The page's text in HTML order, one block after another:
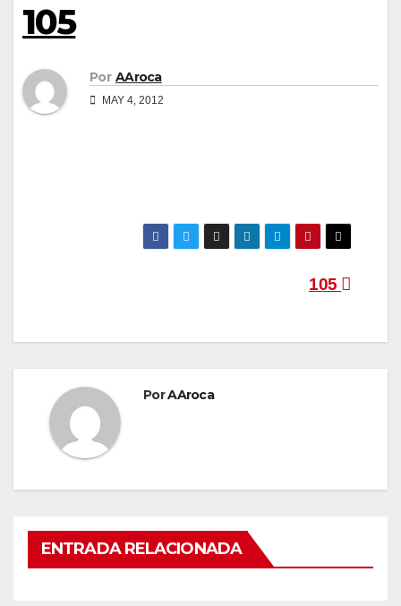
105
Por AAroca
MAY 4, 2012
105
PorAAroca
ENTRADA RELACIONADA